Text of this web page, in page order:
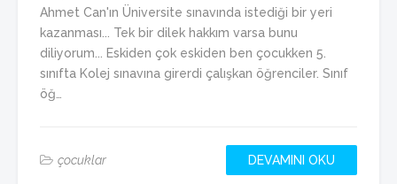
Ahmet Can'ın Üniversite sınavında istediği bir yeri
kazanması... Tek bir dilek hakkım varsa bunu
diliyorum... Eskiden çok eskiden ben çocukken 5.
sınıfta Kolej sınavına girerdi çalışkan öğrenciler. Sınıf
öğ…
çocuklar DEVAMINI OKU